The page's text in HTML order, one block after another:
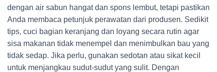
dengan air sabun hangat dan spons lembut, tetapi pastikan
Anda membaca petunjuk perawatan dari produsen. Sedikit
tips, cuci bagian keranjang dan loyang secara rutin agar
sisa makanan tidak menempel dan menimbulkan bau yang
tidak sedap. Jika perlu, gunakan sedotan atau sikat kecil
untuk menjangkau sudut-sudut yang sulit. Dengan